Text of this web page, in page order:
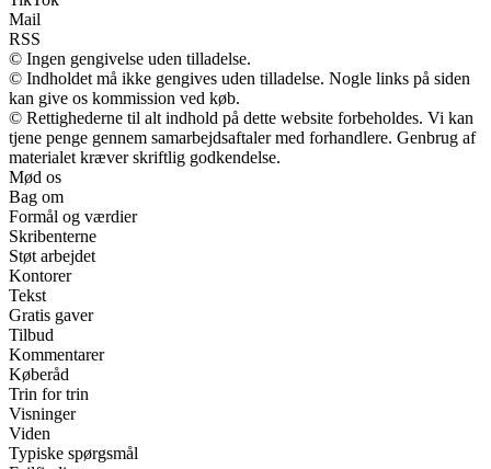
Mail
RSS
© Ingen gengivelse uden tilladelse.
© Indholdet må ikke gengives uden tilladelse. Nogle links på siden
kan give os kommission ved køb.
© Rettighederne til alt indhold på dette website forbeholdes. Vi kan
tjene penge gennem samarbejdsaftaler med forhandlere. Genbrug af
materialet kræver skriftlig godkendelse.
Mød os
Bag om
Formål og værdier
Skribenterne
Støt arbejdet
Kontorer
Tekst
Gratis gaver
Tilbud
Kommentarer
Køberåd
Trin for trin
Visninger
Viden
Typiske spørgsmål